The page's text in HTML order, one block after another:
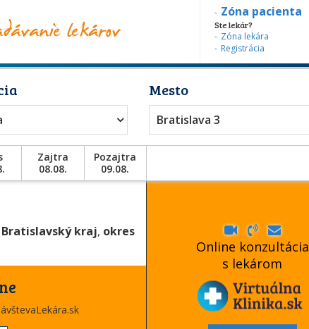
Zóna pacienta
Ste lekár?
Zóna lekára
Registrácia
Mesto
Bratislava 3
Zajtra
08.08.
Pozajtra
09.08.
Bratislavský kraj, okres
Online konzultácia
s lekárom